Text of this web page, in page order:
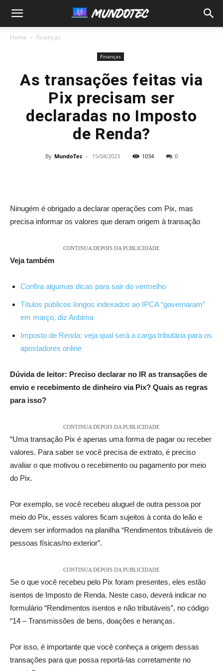
MundoTec
Home Finanças
Finanças
As transações feitas via
Pix precisam ser
declaradas no Imposto
de Renda?
By MundoTec - 15/04/2023 1034 0
Ninugém é obrigado a declarar operações com Pix, mas
precisa informar os valores que deram origem à transação
CONTINUA DEPOIS DA PUBLICIDADE
Veja também
Confira algumas dicas para sair do vermelho
Títulos públicos longos indexados ao IPCA “governaram”
em março, diz Anbima
Imposto de Renda: veja qual será a carga tributária para os
apostadores online
Dúvida de leitor: Preciso declarar no IR as transações de
envio e recebimento de dinheiro via Pix? Quais as regras
para isso?
CONTINUA DEPOIS DA PUBLICIDADE
“Uma transação Pix é apenas uma forma de pagar ou receber
valores. Para saber se você precisa de extrato, é preciso
avaliar o que motivou o recebimento ou pagamento por meio
do Pix.
Por exemplo, se você recebeu aluguel de outra pessoa por
meio do Pix, esses valores ficam sujeitos à conta do leão e
devem ser informados na planilha “Rendimentos tributáveis ​​de
pessoas físicas/no exterior”.
CONTINUA DEPOIS DA PUBLICIDADE
Se o que você recebeu pelo Pix foram presentes, eles estão
isentos de Imposto de Renda. Neste caso, deverá indicar no
formulário “Rendimentos isentos e não tributáveis”, no código
“14 – Transmissões de bens, doações e heranças.
Por isso, é importante que você conheça a origem dessas
transações para que possa reportá-las corretamente no